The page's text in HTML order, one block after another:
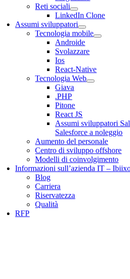
Reti sociali
LinkedIn Clone
Assumi sviluppatori
Tecnologia mobile
Androide
Svolazzare
Ios
React-Native
Tecnologia Web
Giava
.PHP
Pitone
React JS
Assumi sviluppatori
Salesforce a noleggio
Aumento del personale
Centro di sviluppo offshore
Modelli di coinvolgimento
Informazioni sull’azienda IT –
Blog
Carriera
Riservatezza
Qualità
RFP